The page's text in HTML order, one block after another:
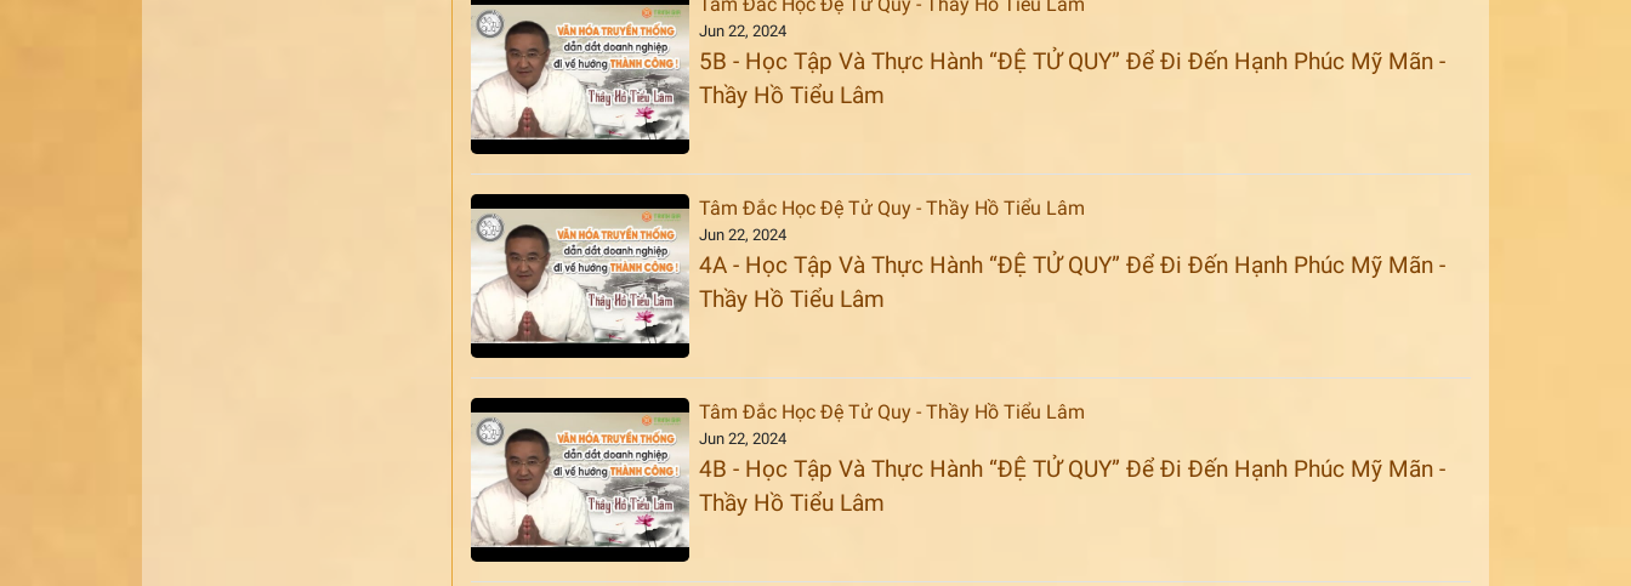
Jun 22, 2024
5B - Học Tập Và Thực Hành “ĐỆ TỬ QUY” Để Đi Đến Hạnh Phúc Mỹ Mãn -
Thầy Hồ Tiểu Lâm
Tâm Đắc Học Đệ Tử Quy - Thầy Hồ Tiểu Lâm
Jun 22, 2024
4A - Học Tập Và Thực Hành “ĐỆ TỬ QUY” Để Đi Đến Hạnh Phúc Mỹ Mãn -
Thầy Hồ Tiểu Lâm
Tâm Đắc Học Đệ Tử Quy - Thầy Hồ Tiểu Lâm
Jun 22, 2024
4B - Học Tập Và Thực Hành “ĐỆ TỬ QUY” Để Đi Đến Hạnh Phúc Mỹ Mãn -
Thầy Hồ Tiểu Lâm